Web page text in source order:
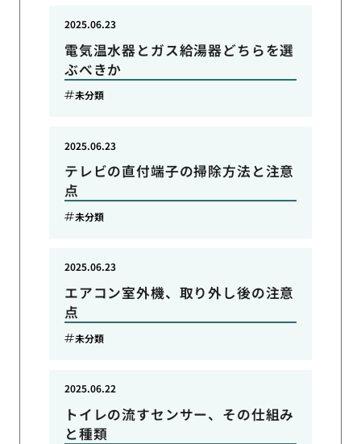
電気温水器とガス給湯器どちらを選
ぶべきか
2025.06.23
未分類
テレビの直付端子の掃除方法と注意
点
2025.06.23
未分類
エアコン室外機、取り外し後の注意
点
2025.06.23
未分類
トイレの流すセンサー、その仕組み
と種類
2025.06.22